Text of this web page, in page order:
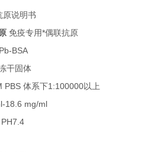
原说明书
免疫专用*偶联抗原
BSA
干固体
PBS 体系下1:100000以上
18.6 mg/ml